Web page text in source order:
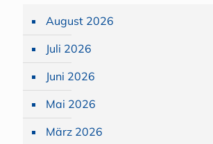
August 2026
Juli 2026
Juni 2026
Mai 2026
März 2026